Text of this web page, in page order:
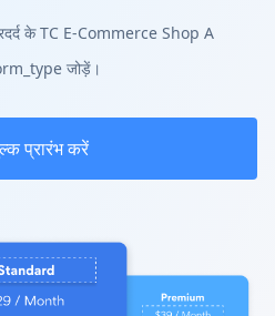
के TC E-Commerce Shop A
जोड़ें।
प्रारंभ करें